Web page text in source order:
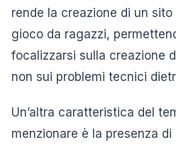
rende la creazione di un
gioco da ragazzi,
focalizzarsi sulla creazione
non sui problemi tecnici
Un’altra caratteristica del
menzionare è la presenza di